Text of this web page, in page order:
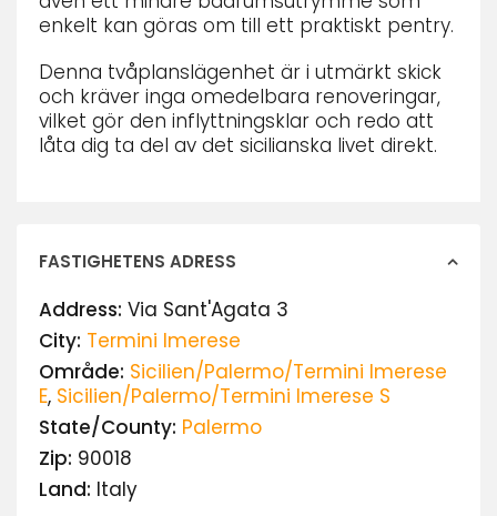
enkelt kan göras om till ett praktiskt pentry.
Denna tvåplanslägenhet är i utmärkt skick
och kräver inga omedelbara renoveringar,
vilket gör den inflyttningsklar och redo att
låta dig ta del av det sicilianska livet direkt.
FASTIGHETENS ADRESS
Address: Via Sant'Agata 3
City: Termini Imerese
Område: Sicilien/Palermo/Termini Imerese
E, Sicilien/Palermo/Termini Imerese S
State/County: Palermo
Zip: 90018
Land: Italy